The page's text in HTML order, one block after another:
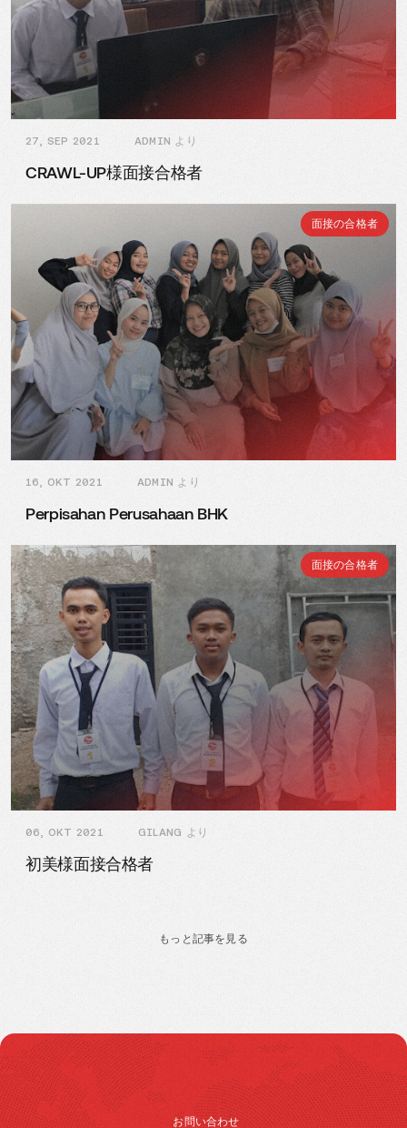
27, SEP 2021 ADMIN より
CRAWL-UP様面接合格者
面接の合格者
16, OKT 2021 ADMIN より
Perpisahan Perusahaan BHK
面接の合格者
06, OKT 2021 GILANG より
初美様面接合格者
もっと記事を見る
お問い合わせ